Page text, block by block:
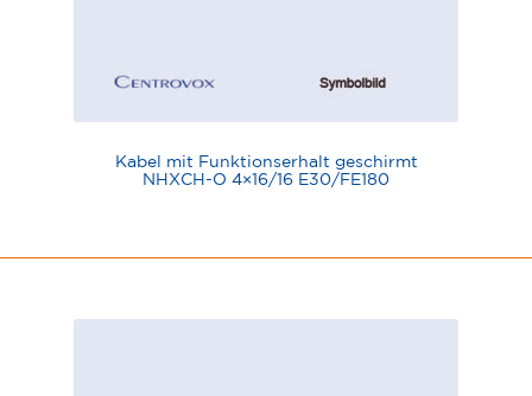
Kabel mit Funktionserhalt geschirmt
NHXCH-O 4×16/16 E30/FE180